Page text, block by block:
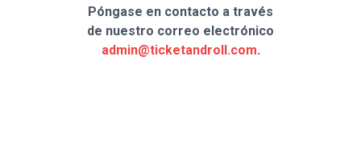
Póngase en contacto a través
de nuestro correo electrónico
admin@ticketandroll.com.